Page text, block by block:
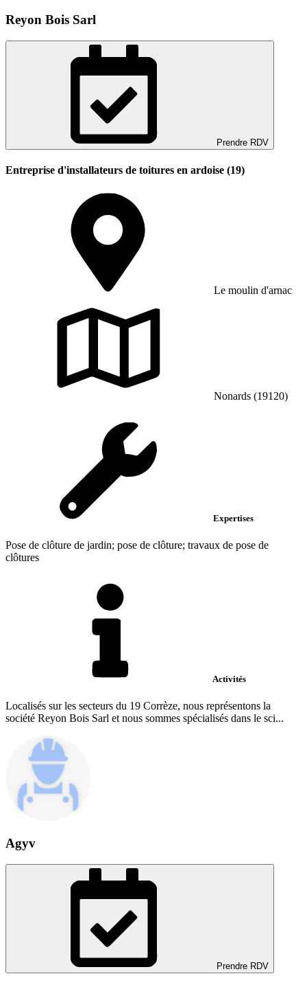
Reyon Bois Sarl
Prendre RDV
Entreprise d'installateurs de toitures en ardoise (19)
Le moulin d'arnac
Nonards (19120)
Expertises
Pose de clôture de jardin; pose de clôture; travaux de pose de
clôtures
Activités
Localisés sur les secteurs du 19 Corrèze, nous représentons la
société Reyon Bois Sarl et nous sommes spécialisés dans le sci...
Agyv
Prendre RDV